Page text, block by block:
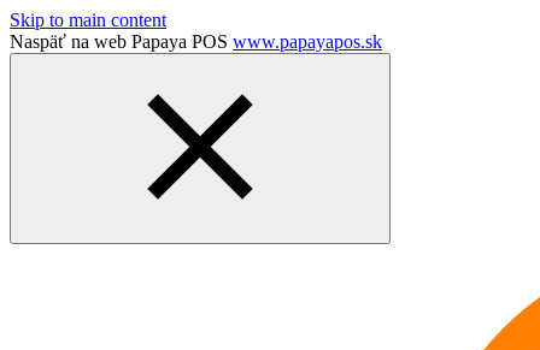
Skip to main content
Naspäť na web Papaya POS www.papayapos.sk